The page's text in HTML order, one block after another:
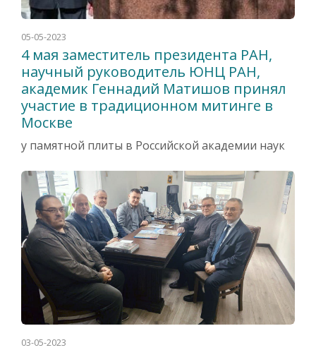
05-05-2023
4 мая заместитель президента РАН,
научный руководитель ЮНЦ РАН,
академик Геннадий Матишов принял
участие в традиционном митинге в
Москве
у памятной плиты в Российской академии наук
03-05-2023